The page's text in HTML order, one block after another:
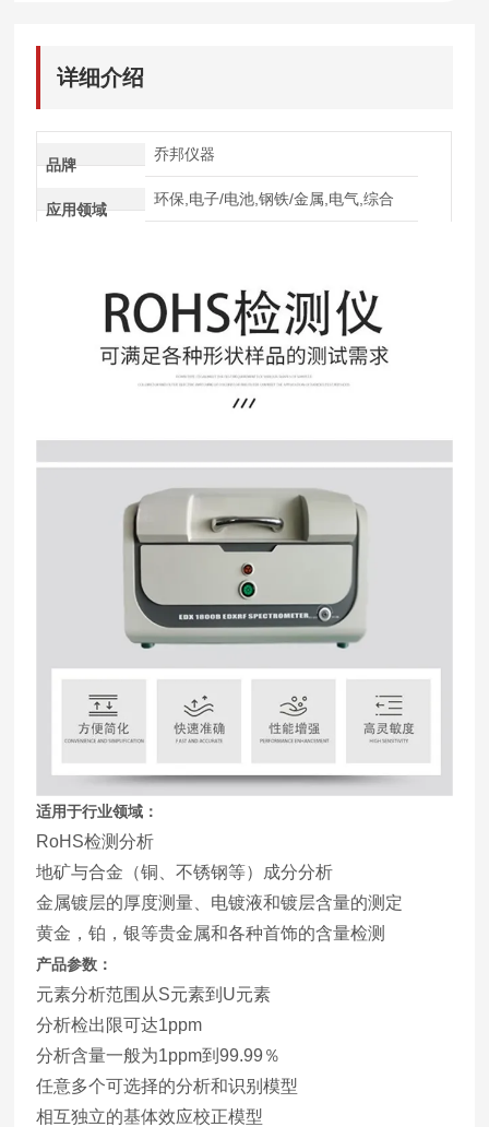
详细介绍
品牌
乔邦仪器
应用领域
环保,电子/电池,钢铁/金属,电气,综合
适用于行业领域：
RoHS检测分析
地矿与合金（铜、不锈钢等）成分分析
金属镀层的厚度测量、电镀液和镀层含量的测定
黄金，铂，银等贵金属和各种首饰的含量检测
产品参数：
元素分析范围从S元素到U元素
分析检出限可达1ppm
分析含量一般为1ppm到99.99％
任意多个可选择的分析和识别模型
相互独立的基体效应校正模型